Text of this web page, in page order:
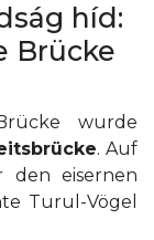
híd:
Brücke
wurde
. Auf
eisernen
Turul-Vögel